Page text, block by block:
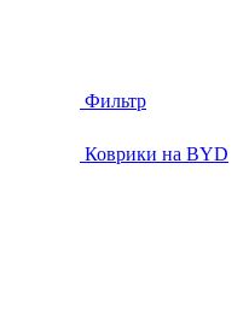
Коврики на BYD
Фильтр